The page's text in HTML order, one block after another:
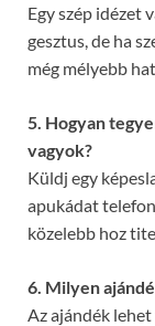
Egy szép idézet
gesztus, de ha
még mélyebb
5. Hogyan
vagyok?
Küldj egy
apukádat
közelebb hoz
6. Milyen
Az ajándék